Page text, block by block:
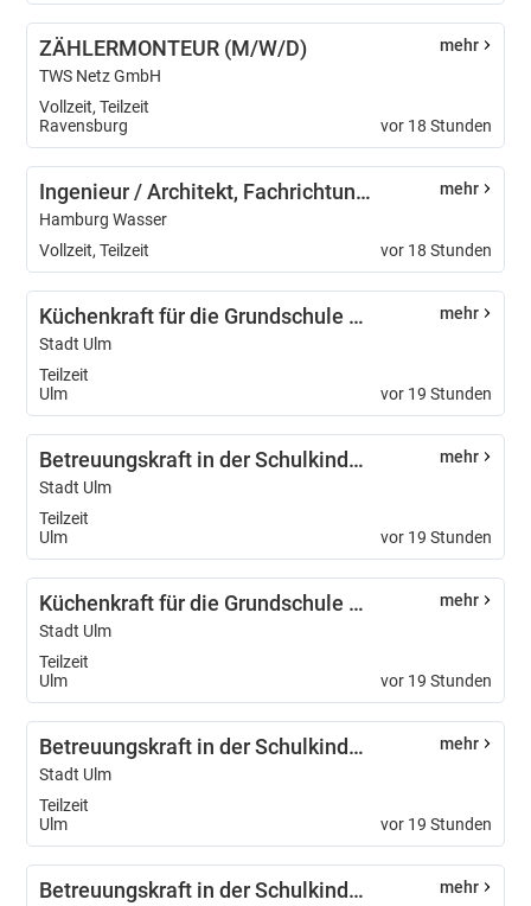
ZÄHLERMONTEUR (M/W/D)
TWS Netz GmbH
Vollzeit, Teilzeit
Ravensburg
mehr
vor 18 Stunden
Ingenieur / Architekt, Fachrichtung Bautechnik und Ingenieurbau (m/w/d)
Hamburg Wasser
Vollzeit, Teilzeit
mehr
vor 18 Stunden
Küchenkraft für die Grundschule Bildungshaus Ulmer Spatz (m/w/d)
Stadt Ulm
Teilzeit
Ulm
mehr
vor 19 Stunden
Betreuungskraft in der Schulkindbetreuung für die Grundschule am Tannenplatz (m/w/d)
Stadt Ulm
Teilzeit
Ulm
mehr
vor 19 Stunden
Küchenkraft für die Grundschule Bildungshaus Ulmer Spatz (m/w/d)
Stadt Ulm
Teilzeit
Ulm
mehr
vor 19 Stunden
Betreuungskraft in der Schulkindbetreuung für die Grundschule am Tannenplatz (m/w/d)
Stadt Ulm
Teilzeit
Ulm
mehr
vor 19 Stunden
Betreuungskraft in der Schulkindbetreuung für die Grundschule am Tannenplatz (m/w/d) mehr